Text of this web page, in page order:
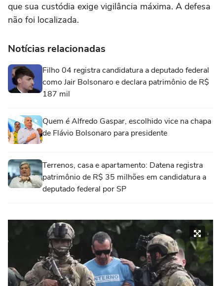
que sua custódia exige vigilância máxima. A defesa
não foi localizada.
Notícias relacionadas
Filho 04 registra candidatura a deputado federal
como Jair Bolsonaro e declara patrimônio de R$
187 mil
Quem é Alfredo Gaspar, escolhido vice na chapa
de Flávio Bolsonaro para presidente
Terrenos, casa e apartamento: Datena registra
patrimônio de R$ 35 milhões em candidatura a
deputado federal por SP